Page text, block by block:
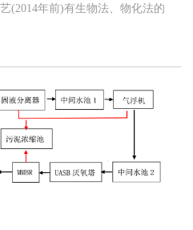
(2014年前)有生物法、物化法的